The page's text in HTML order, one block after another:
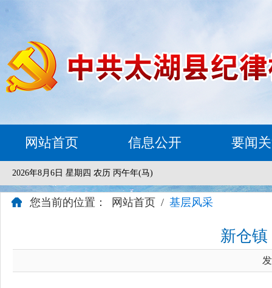
网站首页 信息公开 要闻
2026年8月6日 星期四 农历 丙午年(马)
您当前的位置： 网站首页 / 基层风采
新仓